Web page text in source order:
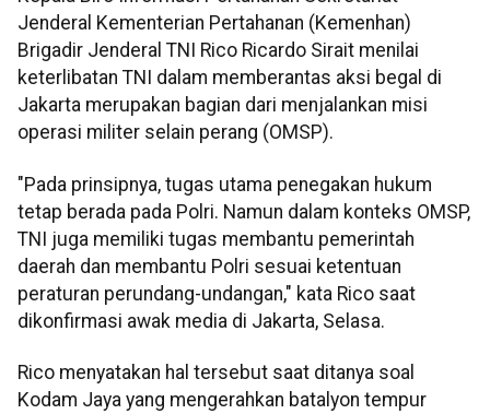
Jenderal Kementerian Pertahanan (Kemenhan)
Brigadir Jenderal TNI Rico Ricardo Sirait menilai
keterlibatan TNI dalam memberantas aksi begal di
Jakarta merupakan bagian dari menjalankan misi
operasi militer selain perang (OMSP).
"Pada prinsipnya, tugas utama penegakan hukum
tetap berada pada Polri. Namun dalam konteks OMSP,
TNI juga memiliki tugas membantu pemerintah
daerah dan membantu Polri sesuai ketentuan
peraturan perundang-undangan," kata Rico saat
dikonfirmasi awak media di Jakarta, Selasa.
Rico menyatakan hal tersebut saat ditanya soal
Kodam Jaya yang mengerahkan batalyon tempur